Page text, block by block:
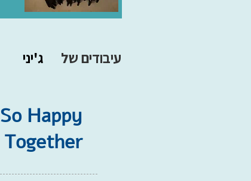
ג'יני עיבודים של
So Happy
Together